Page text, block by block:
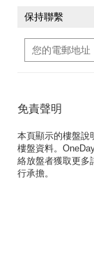
保持聯繫
免責聲明
本頁顯示的樓盤說
樓盤資料。
絡放盤者獲取更多
行承擔。